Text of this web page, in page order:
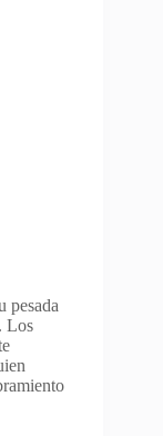
pesada
Los